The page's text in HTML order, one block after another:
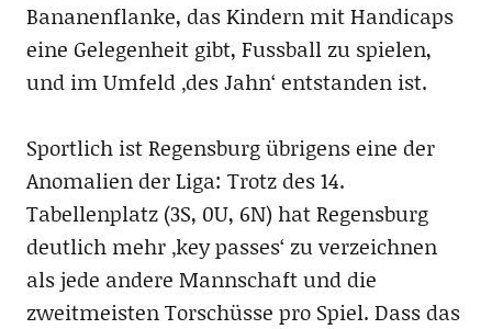
Bananenflanke, das Kindern mit Handicaps
eine Gelegenheit gibt, Fussball zu spielen,
und im Umfeld ‚des Jahn‘ entstanden ist.
Sportlich ist Regensburg übrigens eine der
Anomalien der Liga: Trotz des 14.
Tabellenplatz (3S, 0U, 6N) hat Regensburg
deutlich mehr ‚key passes‘ zu verzeichnen
als jede andere Mannschaft und die
zweitmeisten Torschüsse pro Spiel. Dass das